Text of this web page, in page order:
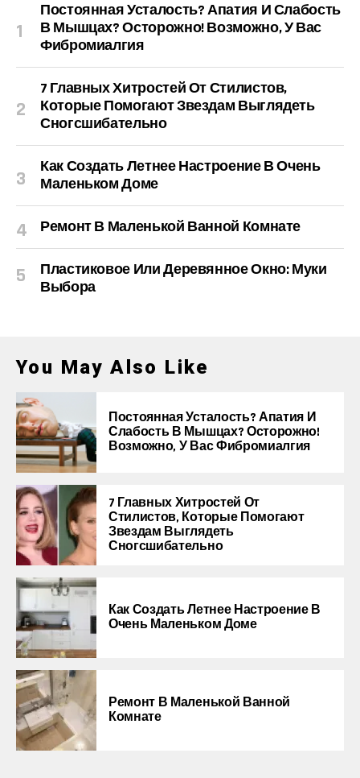
Постоянная Усталость? Апатия И Слабость
В Мышцах? Осторожно! Возможно, У Вас
Фибромиалгия
7 Главных Хитростей От Стилистов,
Которые Помогают Звездам Выглядеть
Сногсшибательно
Как Создать Летнее Настроение В Очень
Маленьком Доме
Ремонт В Маленькой Ванной Комнате
Пластиковое Или Деревянное Окно: Муки
Выбора
You May Also Like
Постоянная Усталость? Апатия И
Слабость В Мышцах? Осторожно!
Возможно, У Вас Фибромиалгия
7 Главных Хитростей От
Стилистов, Которые Помогают
Звездам Выглядеть
Сногсшибательно
Как Создать Летнее Настроение В
Очень Маленьком Доме
Ремонт В Маленькой Ванной
Комнате